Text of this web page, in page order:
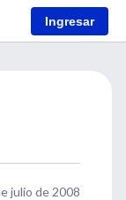
Ingresar
julio de 2008